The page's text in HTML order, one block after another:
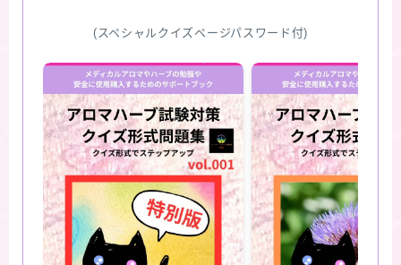
(スペシャルクイズページパスワード付)